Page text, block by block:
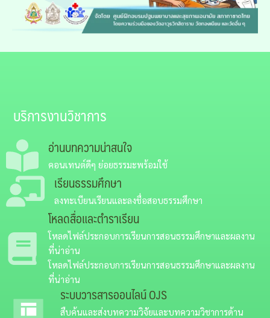
บริการงานวิชาการ
อ่านบทความน่าสนใจ
คอนเทนต์ดีๆ ย่อยธรรมะพร้อมใช้
เรียนธรรมศึกษา
ลงทะเบียนเรียนและลงชื่อสอบธรรมศึกษา
โหลดสื่อและตำราเรียน
โหลดไฟล์ประกอบการเรียนการสอนธรรมศึกษาและผลงาน
ที่น่าอ่าน
โหลดไฟล์ประกอบการเรียนการสอนธรรมศึกษาและผลงาน
ที่น่าอ่าน
ระบบวารสารออนไลน์OJS
สืบค้นและส่งบทความวิจัยและบทความวิชาการด้าน